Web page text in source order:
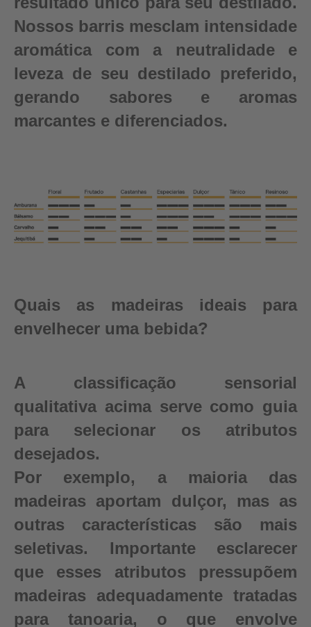
Nossos barris mesclam intensidade
aromática com a neutralidade e
leveza de seu destilado preferido,
gerando sabores e aromas
marcantes e diferenciados.
Quais as madeiras ideais para
envelhecer uma bebida?
A classificação sensorial
qualitativa acima serve como guia
para selecionar os atributos
desejados.
Por exemplo, a maioria das
madeiras aportam dulçor, mas as
outras características são mais
seletivas. Importante esclarecer
que esses atributos pressupõem
madeiras adequadamente tratadas
para tanoaria, o que envolve